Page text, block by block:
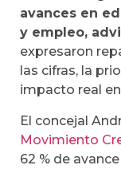
avances en
y empleo,
expresaron
las cifras, la
impacto real
El concejal
Movimiento
62 % de